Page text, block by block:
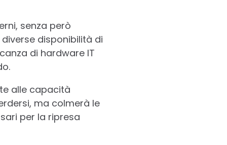
senza però
disponibilità di
di hardware IT
alle capacità
ma colmerà le
per la ripresa